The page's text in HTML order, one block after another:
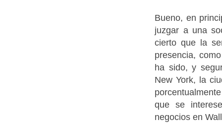
Bueno, en
juzgar a una
cierto que la
presencia,
ha sido, y
New York, la
que se
negocios en